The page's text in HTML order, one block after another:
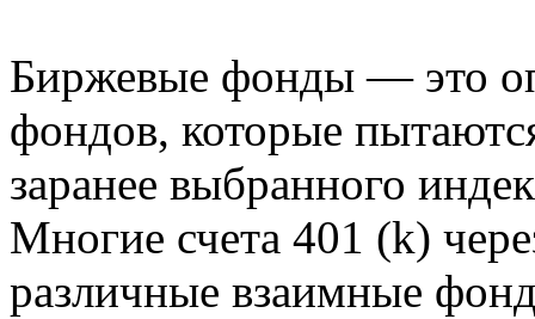
Биржевые фонды — это
фондов, которые
заранее выбранного
Многие счета 401 (k)
различные взаимные